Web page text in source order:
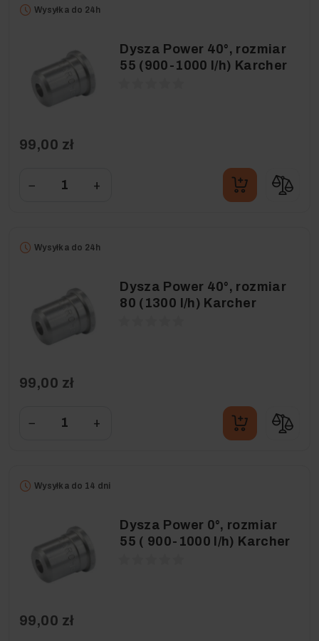
Wysyłka do 24h
Dysza Power 40°, rozmiar
55 (900-1000 l/h) Karcher
99,00 zł
− +
Wysyłka do 24h
Dysza Power 40°, rozmiar
80 (1300 l/h) Karcher
99,00 zł
− +
Wysyłka do 14 dni
Dysza Power 0°, rozmiar
55 ( 900-1000 l/h) Karcher
99,00 zł